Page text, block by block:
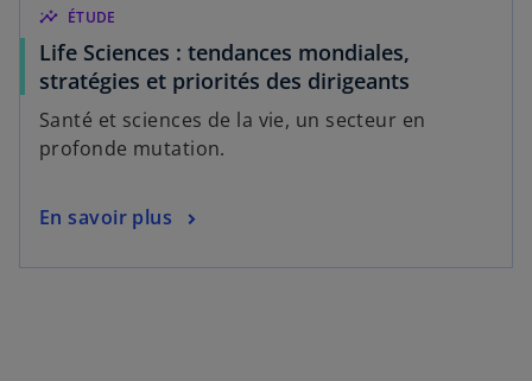
insights ÉTUDE
Life Sciences : tendances mondiales,
stratégies et priorités des dirigeants
Santé et sciences de la vie, un secteur en
profonde mutation.
En savoir plus